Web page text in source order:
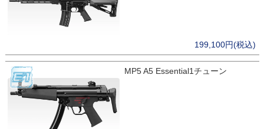
199,100円(税込)
MP5 A5 Essential1チューン